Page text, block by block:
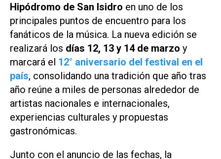
Hipódromo de San Isidro en uno de los
principales puntos de encuentro para los
fanáticos de la música. La nueva edición se
realizará los días 12, 13 y 14 de marzo y
marcará el 12° aniversario del festival en el
país, consolidando una tradición que año tras
año reúne a miles de personas alrededor de
artistas nacionales e internacionales,
experiencias culturales y propuestas
gastronómicas.
Junto con el anuncio de las fechas, la